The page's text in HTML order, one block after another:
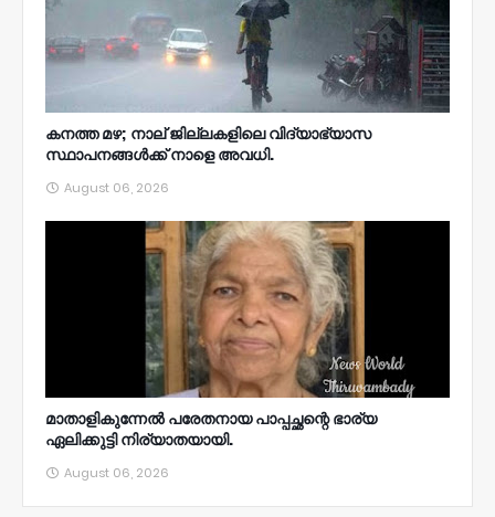
കനത്ത മഴ; നാല്‌ ജില്ലകളിലെ വിദ്യാഭ്യാസ
സ്ഥാപനങ്ങൾക്ക് നാളെ അവധി.
August 06, 2026
മാതാളികുന്നേൽ പരേതനായ പാപ്പച്ഛന്റെ ഭാര്യ
ഏലിക്കുട്ടി നിര്യാതയായി.
August 06, 2026